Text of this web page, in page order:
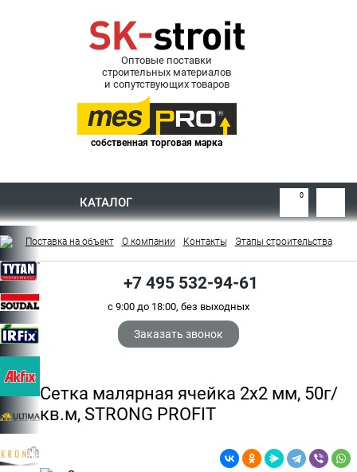
Оптовые поставки
строительных материалов
и сопутствующих товаров
собственная торговая марка
КАТАЛОГ 0
Поставка на объект О компании Контакты Этапы строительства
+7 495 532-94-61
с 9:00 до 18:00, без выходных
Заказать звонок
Сетка малярная ячейка 2х2 мм, 50г/
кв.м, STRONG PROFIT